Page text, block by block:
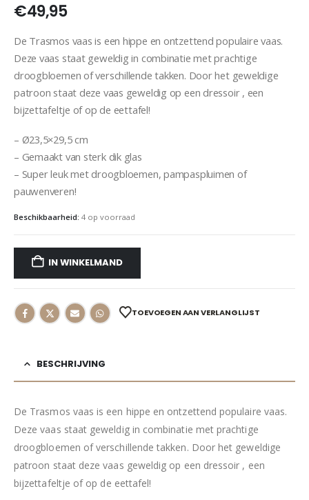
€49,95
De Trasmos vaas is een hippe en ontzettend populaire vaas.
Deze vaas staat geweldig in combinatie met prachtige
droogbloemen of verschillende takken. Door het geweldige
patroon staat deze vaas geweldig op een dressoir , een
bijzettafeltje of op de eettafel!
– Ø23,5×29,5 cm
– Gemaakt van sterk dik glas
– Super leuk met droogbloemen, pampaspluimen of
pauwenveren!
Beschikbaarheid: 4 op voorraad
IN WINKELMAND
TOEVOEGEN AAN VERLANGLIJST
BESCHRIJVING
De Trasmos vaas is een hippe en ontzettend populaire vaas.
Deze vaas staat geweldig in combinatie met prachtige
droogbloemen of verschillende takken. Door het geweldige
patroon staat deze vaas geweldig op een dressoir , een
bijzettafeltje of op de eettafel!